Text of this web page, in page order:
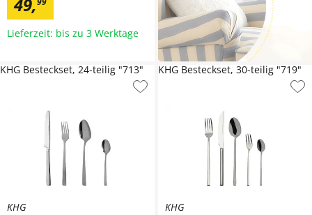
49,
Lieferzeit: bis zu 3 Werktage
KHG
KHG Besteckset, 24-teilig "713"
KHG
KHG Besteckset, 30-teilig "719"